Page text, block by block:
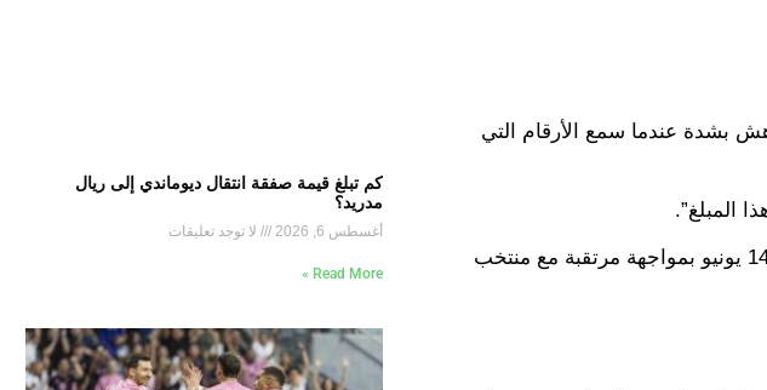
بشدة عندما سمع الأرقام التي
المبلغ”.
وتنطلق مشاركة منتخب أمريكا بقيادة المدرب الأرجنتيني ماوريسيو بوتشيتينو في المونديال فجر يوم 14 يونيو بمواجهة مرتقبة مع منتخب
كم تبلغ قيمة صفقة انتقال ديوماندي إلى ريال
مدريد؟
أغسطس 6, 2026 لا توجد تعليقات
Read More »